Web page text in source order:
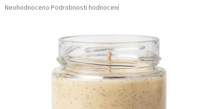
Průměrné
Neohodnoceno Podrobnosti hodnocení